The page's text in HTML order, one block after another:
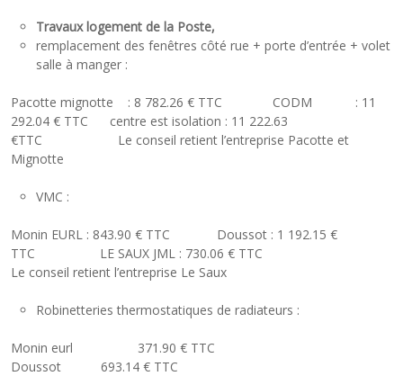
Travaux logement de la Poste,
remplacement des fenêtres côté rue + porte d’entrée + volet
salle à manger :
Pacotte mignotte : 8 782.26 € TTC CODM : 11
292.04 € TTC centre est isolation : 11 222.63
€TTC Le conseil retient l’entreprise Pacotte et
Mignotte
VMC :
Monin EURL : 843.90 € TTC Doussot : 1 192.15 €
TTC LE SAUX JML : 730.06 € TTC
Le conseil retient l’entreprise Le Saux
Robinetteries thermostatiques de radiateurs :
Monin eurl 371.90 € TTC
Doussot 693.14 € TTC